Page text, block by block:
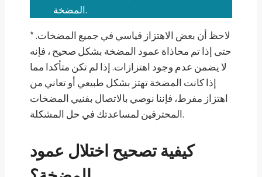
المضخة.
* لاحظ أن بعض الاهتزاز قياسي في جميع المضخات.
حتى إذا تم محاذاة عمود المضخة بشكل صحيح ، فإنه
لا يضمن عدم وجود اهتزازات. إذا لم تكن متأكدا مما
إذا كانت المضخة تهتز بشكل طبيعي أو تعاني من
اهتزاز مفرط، فإننا نوصي بالاتصال بفنيي المضخات
المحترفين لمساعدتك في حل المشكلة.
كيفية تصحيح اختلال عمود